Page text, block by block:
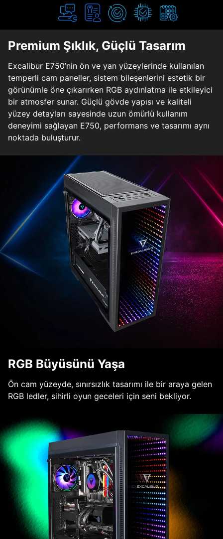
Premium Şıklık, Güçlü Tasarım
Excalibur E750’nin ön ve yan yüzeylerinde kullanılan
temperli cam paneller, sistem bileşenlerini estetik bir
görünümle öne çıkarırken RGB aydınlatma ile etkileyici
bir atmosfer sunar. Güçlü gövde yapısı ve kaliteli
yüzey detayları sayesinde uzun ömürlü kullanım
deneyimi sağlayan E750, performans ve tasarımı aynı
noktada buluşturur.
RGB Büyüsünü Yaşa
Ön cam yüzeyde, sınırsızlık tasarımı ile bir araya gelen
RGB ledler, sihirli oyun geceleri için seni bekliyor.